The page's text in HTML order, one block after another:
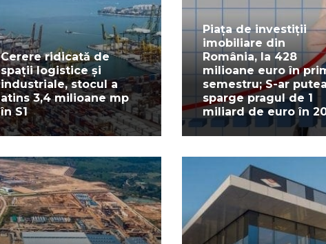
Cerere ridicată de
spații logistice și
industriale, stocul a
atins 3,4 milioane mp
în S1
Piața de investiții
imobiliare din
România, la 428
milioane euro în
semestru; S-ar
sparge pragul de 1
miliard de euro în